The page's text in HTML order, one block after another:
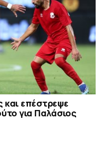
και επέστρεψε
για Παλάσιος